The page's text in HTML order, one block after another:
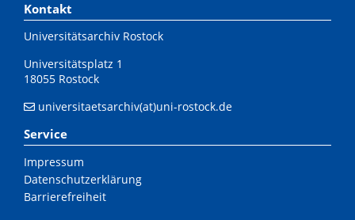
Kontakt
Universitätsarchiv Rostock
Universitätsplatz 1
18055 Rostock
universitaetsarchiv(at)uni-rostock.de
Service
Impressum
Datenschutzerklärung
Barrierefreiheit